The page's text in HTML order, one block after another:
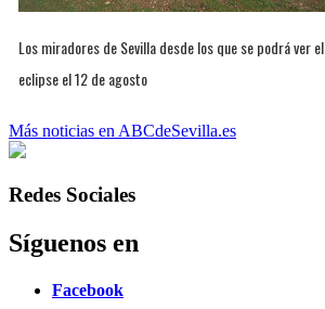
Los miradores de Sevilla desde los que se podrá ver el
eclipse el 12 de agosto
Más noticias en ABCdeSevilla.es
Redes Sociales
Síguenos en
Facebook